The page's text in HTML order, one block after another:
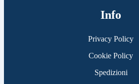
Info
Privacy Policy
Cookie Policy
Spedizioni